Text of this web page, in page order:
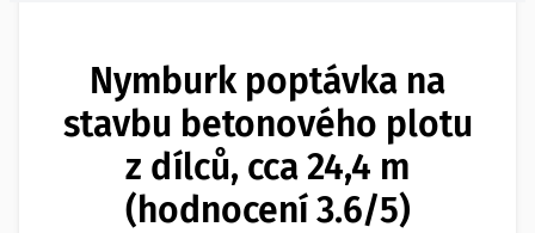
Nymburk poptávka na
stavbu betonového plotu
z dílců, cca 24,4 m
(hodnocení 3.6/5)